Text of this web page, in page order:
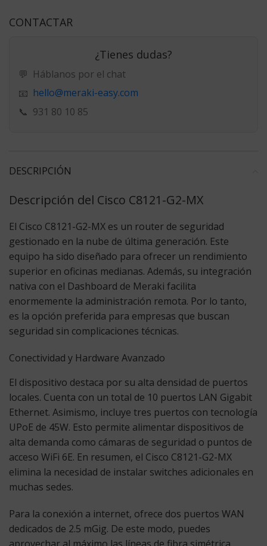
CONTACTAR
¿Tienes dudas?
💬 Háblanos por el chat
📧 hello@meraki-easy.com
📞 931 80 10 85
DESCRIPCIÓN
Descripción del Cisco C8121-G2-MX
El Cisco C8121-G2-MX es un router de seguridad
gestionado en la nube de última generación. Este
equipo ha sido diseñado para ofrecer un rendimiento
superior en oficinas medianas. Además, su integración
nativa con el Dashboard de Meraki facilita
enormemente la administración remota. Por lo tanto,
es la opción preferida para empresas que buscan
seguridad sin complicaciones técnicas.
Conectividad y Hardware Avanzado
El dispositivo destaca por su alta densidad de puertos
locales. Cuenta con un total de 10 puertos LAN Gigabit
Ethernet. Asimismo, incluye tres puertos con tecnología
UPoE de 45W. Esto permite alimentar dispositivos de
alta demanda como cámaras de seguridad o puntos de
acceso WiFi 6E. En resumen, el Cisco C8121-G2-MX
elimina la necesidad de instalar switches adicionales en
muchas sedes.
Para la conexión a internet, ofrece dos puertos WAN
dedicados de 2.5 mGig. De este modo, puedes